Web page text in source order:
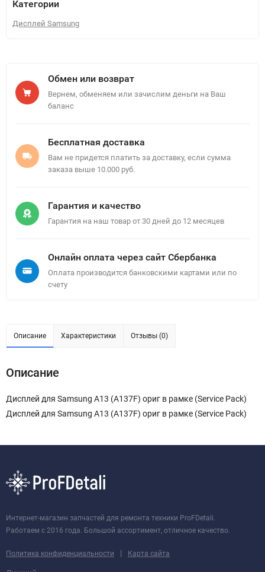
Категории
Дисплей Samsung
Обмен или возврат
Вернем, обменяем или зачислим деньги на Ваш
баланс
Бесплатная доставка
Вам не придется платить за доставку, если сумма
заказа выше 10.000 руб.
Гарантия и качество
Гарантия на наш товар от 30 дней до 12 месяцев
Онлайн оплата через сайт Сбербанка
Оплата производится банковскими картами или по
счету
Описание Характеристики Отзывы (0)
Описание
Дисплей для Samsung A13 (A137F) ориг в рамке (Service Pack)
Дисплей для Samsung A13 (A137F) ориг в рамке (Service Pack)
Интернет-магазин запчастей для ремонта техники ProFDetali.
Работаем с 2016 года. Большой ассортимент, отличное качество.
Политика конфиденциальности | Карта сайта